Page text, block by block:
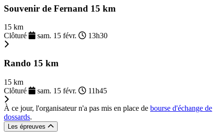
Souvenir de Fernand 15 km
15 km
Clôturé
sam. 15 févr. 13h30
Rando 15 km
15 km
Clôturé
sam. 15 févr. 11h45
À ce jour, l'organisateur n'a pas mis en place de bourse d'échange de
dossards.
Les épreuves